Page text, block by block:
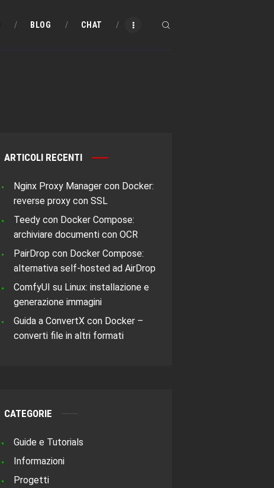
BLOG CHAT
ARTICOLI RECENTI
Nginx Proxy Manager con Docker:
reverse proxy con SSL
Teedy con Docker Compose:
archiviare documenti con OCR
PairDrop con Docker Compose:
alternativa self-hosted ad AirDrop
ComfyUI su Linux: installazione e
generazione immagini
Guida a ConvertX con Docker –
converti file in altri formati
CATEGORIE
Guide e Tutorials
Informazioni
Progetti